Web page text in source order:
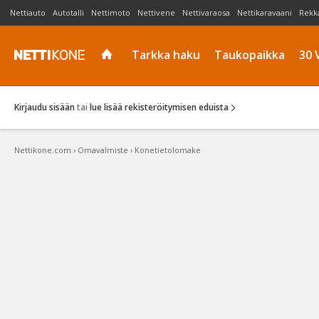
Nettiauto Autotalli Nettimoto Nettivene Nettivaraosa Nettikaravaani
Tarkka haku Taukopaikka 30
Kirjaudu sisään tai lue lisää rekisteröitymisen eduista
Nettikone.com › Omavalmiste › Konetietolomake